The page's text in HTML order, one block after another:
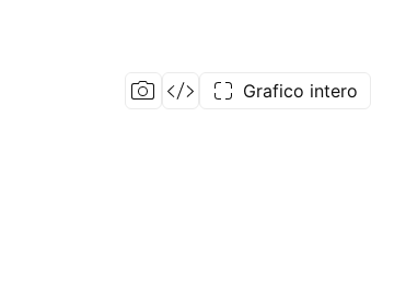
Grafico intero